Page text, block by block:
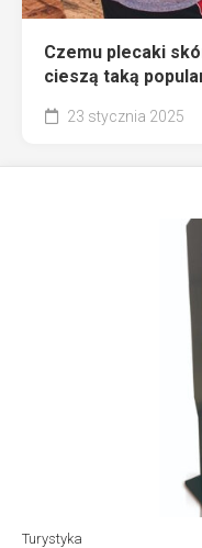
Czemu plecaki
cieszą taką
23 stycznia 2025
Turystyka